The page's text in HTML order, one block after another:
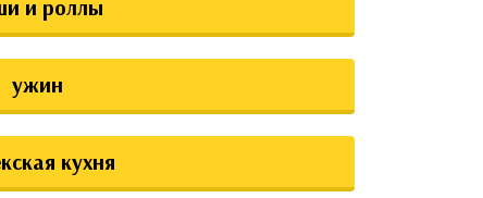
и роллы
ужин
кухня